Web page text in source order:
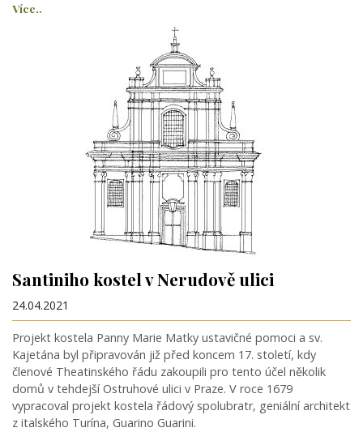
Více..
Santiniho kostel v Nerudově ulici
24.04.2021
Projekt kostela Panny Marie Matky ustavičné pomoci a sv.
Kajetána byl připravován již před koncem 17. století, kdy
členové Theatinského řádu zakoupili pro tento účel několik
domů v tehdejší Ostruhové ulici v Praze. V roce 1679
vypracoval projekt kostela řádový spolubratr, geniální architekt
z italského Turína, Guarino Guarini.